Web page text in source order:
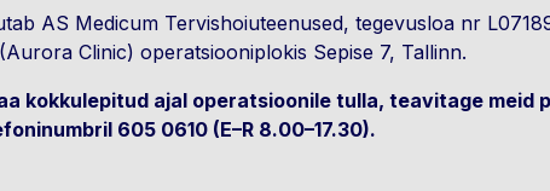
AS Medicum Tervishoiuteenused, tegevusloa nr
Clinic) operatsiooniplokis Sepise 7, Tallinn.
kokkulepitud ajal operatsioonile tulla, teavitage meid
605 0610 (E–R 8.00–17.30).